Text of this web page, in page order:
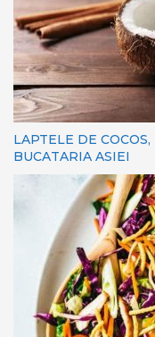
LAPTELE DE
BUCATARIA ASIEI